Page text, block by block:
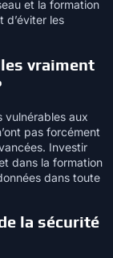
et la formation
d’éviter les
vraiment
vulnérables aux
pas forcément
Investir
dans la formation
dans toute
la sécurité